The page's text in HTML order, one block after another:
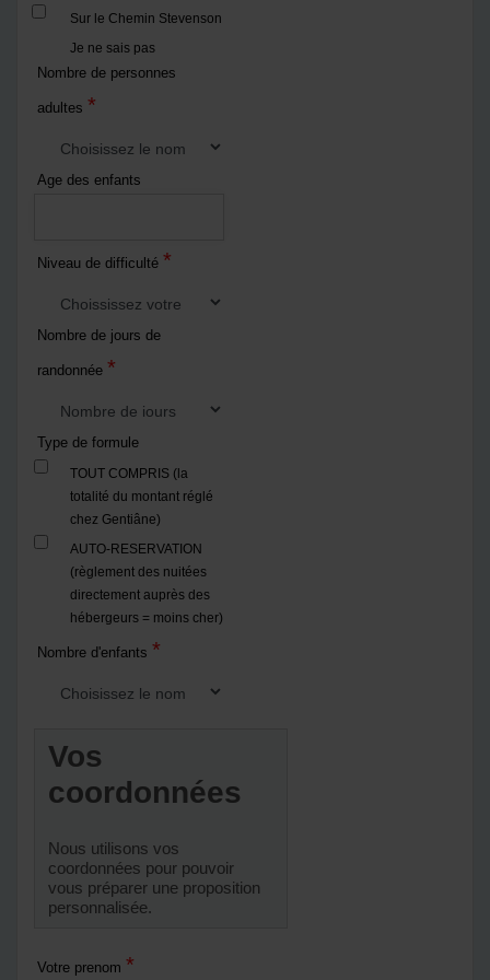
Sur le Chemin Stevenson
Je ne sais pas
Nombre de personnes
adultes *
Age des enfants
Niveau de difficulté *
Nombre de jours de
randonnée *
Type de formule
TOUT COMPRIS (la
totalité du montant réglé
chez Gentiâne)
AUTO-RESERVATION
(règlement des nuitées
directement auprès des
hébergeurs = moins cher)
Nombre d'enfants *
Vos
coordonnées
Nous utilisons vos
coordonnées pour pouvoir
vous préparer une proposition
personnalisée.
Votre prenom *